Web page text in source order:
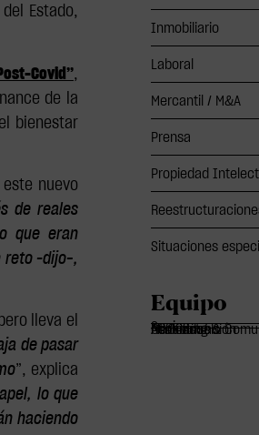
Estado,
Covid”,
de la
bienestar
nuevo
de reales
que eran
reto –dijo-,
lleva el
de pasar
”, explica
lo que
haciendo
Inmobiliario
Laboral
Mercantil / M&A
Prensa
Propiedad
Situaciones
Equipo
Socios
Of Counsels
Asociados
Marketing &
Administración